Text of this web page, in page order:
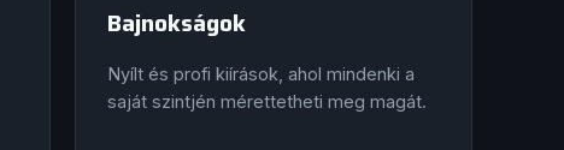
Bajnokságok
Nyílt és profi kiírások, ahol mindenki a
saját szintjén mérettetheti meg magát.